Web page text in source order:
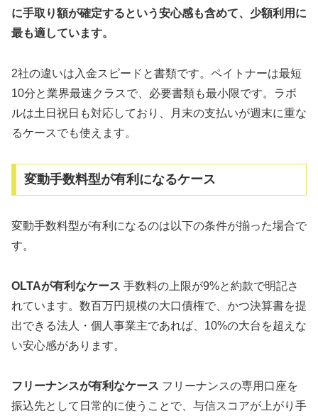
に手取り額が確定するという安心感も含めて、少額利用に
最も適しています。
2社の違いは入金スピードと書類です。ペイトナーは最短
10分と業界最速クラスで、必要書類も最小限です。ラボ
ルは土日祝日も対応しており、月末の支払いが週末に重な
るケースでも使えます。
変動手数料型が有利になるケース
変動手数料型が有利になるのは以下の条件が揃った場合で
す。
OLTAが有利なケース 手数料の上限が9%と約款で明記さ
れています。数百万円規模の大口債権で、かつ決算書を提
出できる法人・個人事業主であれば、10%の大台を超えな
い安心感があります。
フリーナンスが有利なケース フリーナンスの専用口座を
振込先として日常的に使うことで、与信スコアが上がり手